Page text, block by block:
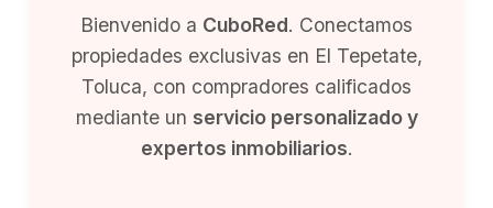
Bienvenido a CuboRed. Conectamos
propiedades exclusivas en El Tepetate,
Toluca, con compradores calificados
mediante un servicio personalizado y
expertos inmobiliarios.